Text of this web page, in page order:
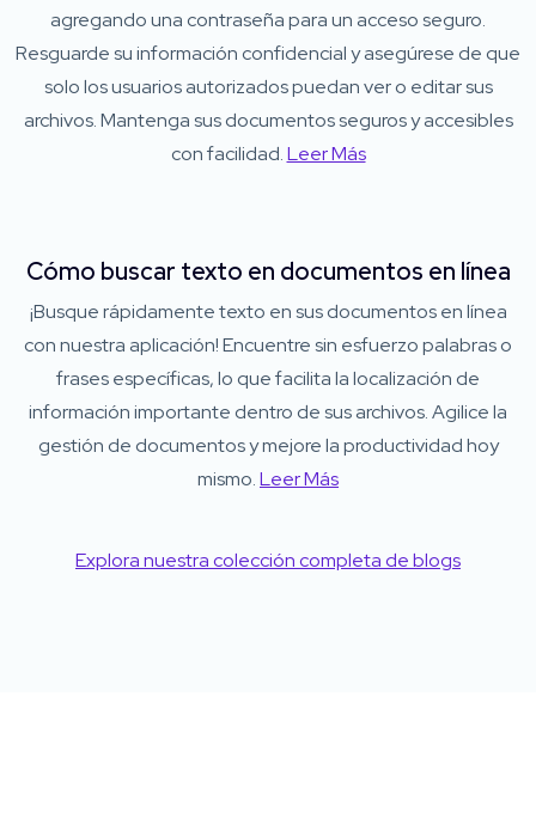
agregando una contraseña para un acceso seguro.
Resguarde su información confidencial y asegúrese de que
solo los usuarios autorizados puedan ver o editar sus
archivos. Mantenga sus documentos seguros y accesibles
con facilidad.Leer Más
Cómo buscar texto en documentos en línea
¡Busque rápidamente texto en sus documentos en línea
con nuestra aplicación! Encuentre sin esfuerzo palabras o
frases específicas, lo que facilita la localización de
información importante dentro de sus archivos. Agilice la
gestión de documentos y mejore la productividad hoy
mismo.Leer Más
Explora nuestra colección completa de blogs